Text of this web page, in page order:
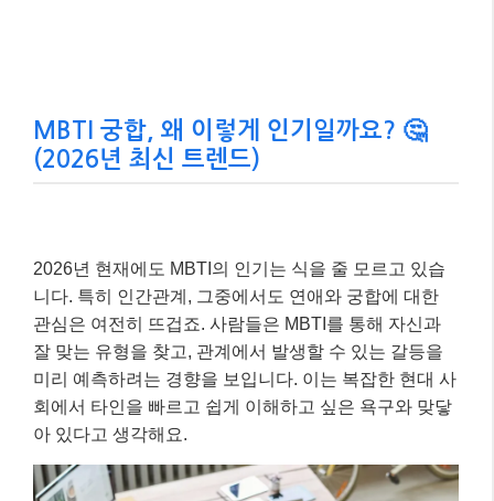
MBTI 궁합, 왜 이렇게 인기일까요? 🤔
(2026년 최신 트렌드)
2026년 현재에도 MBTI의 인기는 식을 줄 모르고 있습
니다. 특히 인간관계, 그중에서도 연애와 궁합에 대한
관심은 여전히 뜨겁죠. 사람들은 MBTI를 통해 자신과
잘 맞는 유형을 찾고, 관계에서 발생할 수 있는 갈등을
미리 예측하려는 경향을 보입니다. 이는 복잡한 현대 사
회에서 타인을 빠르고 쉽게 이해하고 싶은 욕구와 맞닿
아 있다고 생각해요.